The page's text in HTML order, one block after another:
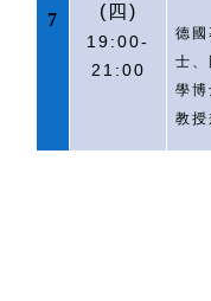
7
( 四)
19:00-
21:00
德國
士、
學
教